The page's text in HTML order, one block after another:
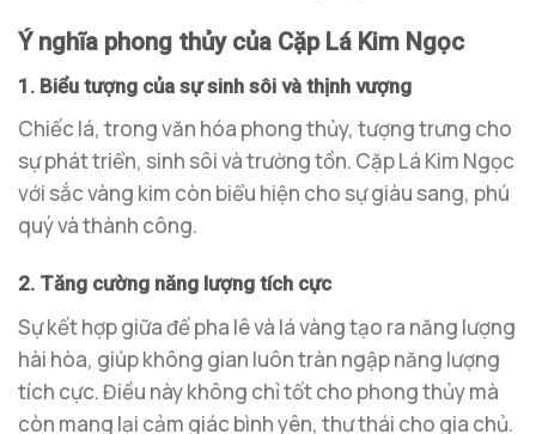
Ý nghĩa phong thủy của Cặp Lá Kim Ngọc
1. Biểu tượng của sự sinh sôi và thịnh vượng
Chiếc lá, trong văn hóa phong thủy, tượng trưng cho
sự phát triển, sinh sôi và trường tồn. Cặp Lá Kim Ngọc
với sắc vàng kim còn biểu hiện cho sự giàu sang, phú
quý và thành công.
2. Tăng cường năng lượng tích cực
Sự kết hợp giữa đế pha lê và lá vàng tạo ra năng lượng
hài hòa, giúp không gian luôn tràn ngập năng lượng
tích cực. Điều này không chỉ tốt cho phong thủy mà
còn mang lại cảm giác bình yên, thư thái cho gia chủ.